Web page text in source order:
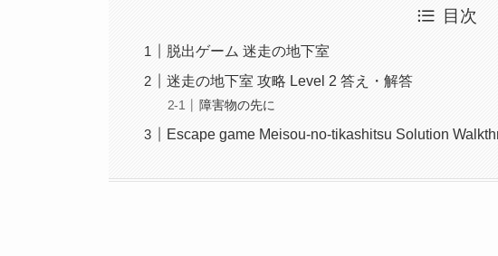
目次
脱出ゲーム 迷走の地下室
迷走の地下室 攻略 Level 2 答え・解答
障害物の先に
Escape game Meisou-no-tikashitsu Solution